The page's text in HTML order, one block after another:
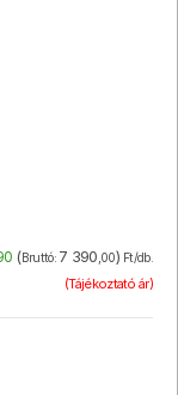
(Bruttó: 7 390,00) Ft/db.
(Tájékoztató ár)